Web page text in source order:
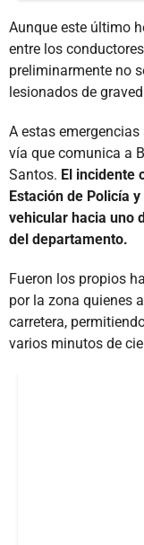
Aunque este último
entre los
preliminarmente no
lesionados de
A estas
vía que comunica a
Santos. El incidente
Estación de Policía
vehicular hacia uno
del departamento.
Fueron los propios
por la zona quienes
carretera,
varios minutos de